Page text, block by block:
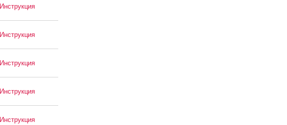
Инструкция
Инструкция
Инструкция
Инструкция
Инструкция